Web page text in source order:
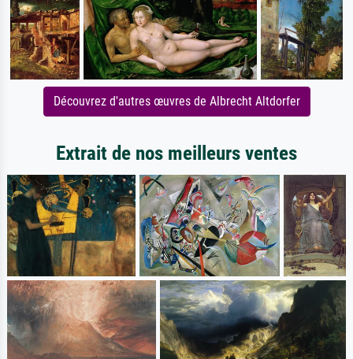
Découvrez d'autres œuvres de Albrecht Altdorfer
Extrait de nos meilleurs ventes